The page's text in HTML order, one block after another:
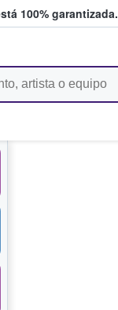
100% garantizada.